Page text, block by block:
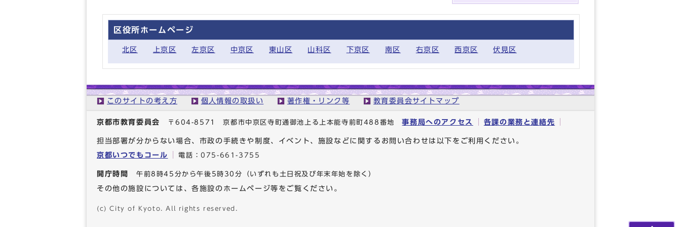
区役所ホームページ
北区 上京区 左京区 中京区 東山区 山科区 下京区 南区 右京区 西京区 伏見区
このサイトの考え方 個人情報の取扱い 著作権・リンク等 教育委員会サイトマップ
京都市教育委員会 〒604-8571 京都市中京区寺町通御池上る上本能寺前町488番地事務局へのアクセス 各課の業務と連絡先
担当部署が分からない場合、市政の手続きや制度、イベント、施設などに関するお問い合わせは以下をご利用ください。
京都いつでもコール
電話：075-661-3755
開庁時間 午前8時45分から午後5時30分 （いずれも土日祝及び年末年始を除く）
その他の施設については、各施設のホームページ等をご覧ください。
(c) City of Kyoto. All rights reserved.